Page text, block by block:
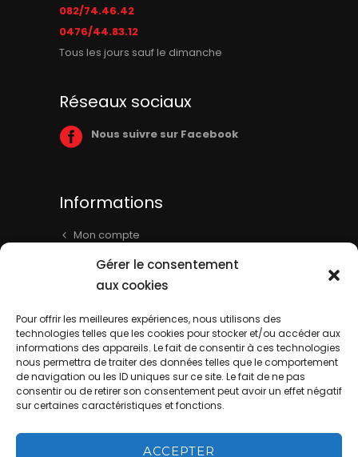
Gérer le consentement
aux cookies
Pour offrir les meilleures expériences, nous utilisons des
technologies telles que les cookies pour stocker et/ou accéder aux
informations des appareils. Le fait de consentir à ces technologies
nous permettra de traiter des données telles que le comportement
de navigation ou les ID uniques sur ce site. Le fait de ne pas
consentir ou de retirer son consentement peut avoir un effet négatif
sur certaines caractéristiques et fonctions.
ACCEPTER
082/74.46.42
0476/44.83.12
Tous les jours sauf le dimanche
Réseaux sociaux
Nous suivre sur Facebook
Informations
Mon compte
Panier
Livraison & Informations
Conditions générales
Contact